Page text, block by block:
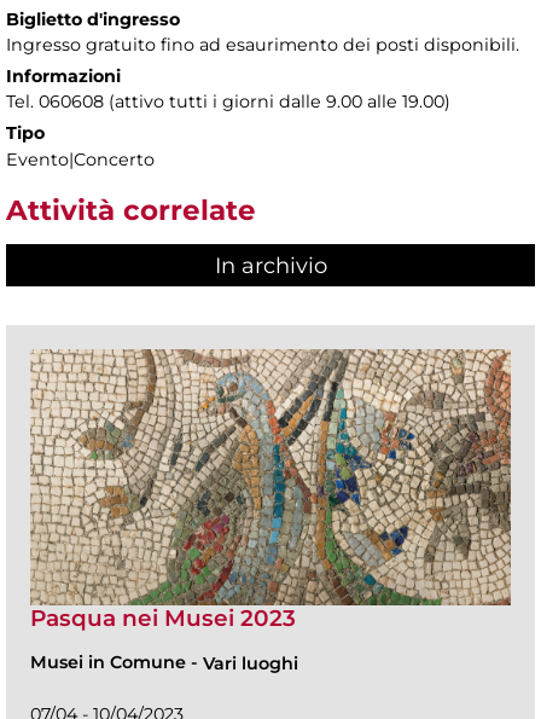
Biglietto d'ingresso
Ingresso gratuito fino ad esaurimento dei posti disponibili.
Informazioni
Tel. 060608 (attivo tutti i giorni dalle 9.00 alle 19.00)
Tipo
Evento|Concerto
Attività correlate
In archivio
Pasqua nei Musei 2023
Musei in Comune - Vari luoghi
07/04 - 10/04/2023